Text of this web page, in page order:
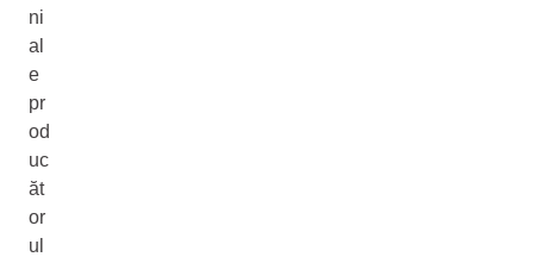
ni
al
e
pr
od
uc
ăt
or
ul